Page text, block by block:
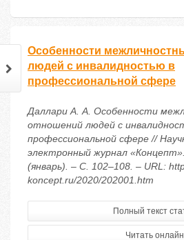
Особенности
людей с инвалидностью в
профессиональной сфере
Даллари А. А. Особенности
отношений людей с
профессиональной сфере //
электронный журнал
(январь). – С. 102–108. – URL:
koncept.ru/2020/202001.htm
Полный текст
Читать онлайн